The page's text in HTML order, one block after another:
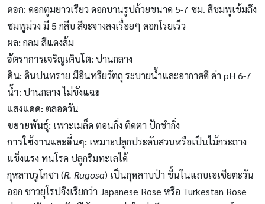
ดอก: ดอกตูมยาวเรียว ดอกบานรูปถ้วยขนาด 5-7 ซม. สีชมพูเข้มถึง
ชมพูม่วง มี 5 กลีบ สีจะจางลงเรื่อยๆ ดอกโรยเร็ว
ผล: กลม สีแดงส้ม
อัตราการเจริญเติบโต: ปานกลาง
ดิน: ดินปนทราย มีอินทรียวัตถุ ระบายน้ำและอากาศดี ค่า pH 6-7
น้ำ: ปานกลาง ไม่ขังแฉะ
แสงแดด: ตลอดวัน
ขยายพันธุ์: เพาะเมล็ด ตอนกิ่ง ติดตา ปักชำกิ่ง
การใช้งานและอื่นๆ: เหมาะปลูกประดับสวนหรือเป็นไม้กระถาง
แข็งแรง ทนโรค ปลูกริมทะเลได้
กุหลาบรูโกซา (R. Rugosa) เป็นกุหลาบป่า ขึ้นในแถบเอเซียตะวัน
ออก ชาวยุโรปจึงเรียกว่า Japanese Rose หรือ Turkestan Rose